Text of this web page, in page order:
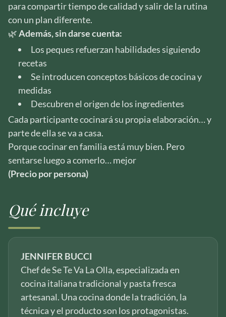
para compartir tiempo de calidad y salir de la rutina
con un plan diferente.
🌿Además, sin darse cuenta:
Los peques refuerzan habilidades siguiendo
recetas
Se introducen conceptos básicos de cocina y
medidas
Descubren el origen de los ingredientes
Cada participante cocinará su propia elaboración… y
parte de ella se va a casa.
Porque cocinar en familia está muy bien. Pero
sentarse luego a comerlo… mejor
(Precio por persona)
Qué incluye
JENNIFER BUCCI
Chef de Se Te Va La Olla, especializada en
cocina italiana tradicional y pasta fresca
artesanal. Una cocina donde la tradición, la
técnica y el producto son los protagonistas.